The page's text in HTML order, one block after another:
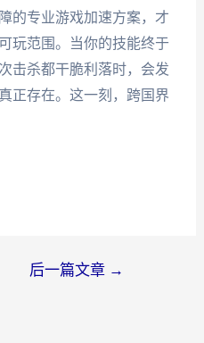
的专业游戏加速方案，才
玩范围。当你的技能终于
击杀都干脆利落时，会发
正存在。这一刻，跨国界
后一篇文章 →